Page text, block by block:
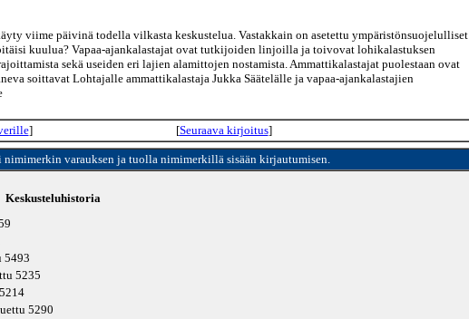
viime päivinä todella vilkasta keskustelua. Vastakkain on asetettu ympäristönsuojelulliset
kuulua? Vapaa-ajankalastajat ovat tutkijoiden linjoilla ja toivovat lohikalastuksen
sekä useiden eri lajien alamittojen nostamista. Ammattikalastajat puolestaan ovat
soittavat Lohtajalle ammattikalastaja Jukka Säätelälle ja vapaa-ajankalastajien
] [Seuraava kirjoitus]
varauksen ja tuolla nimimerkillä sisään kirjautumisen.
Keskusteluhistoria
5493
5235
5290